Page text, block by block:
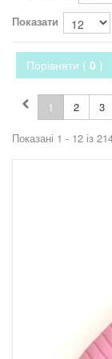
Показати
Порівняти ( 0 )
1 2 3
Показані 1 - 12 із